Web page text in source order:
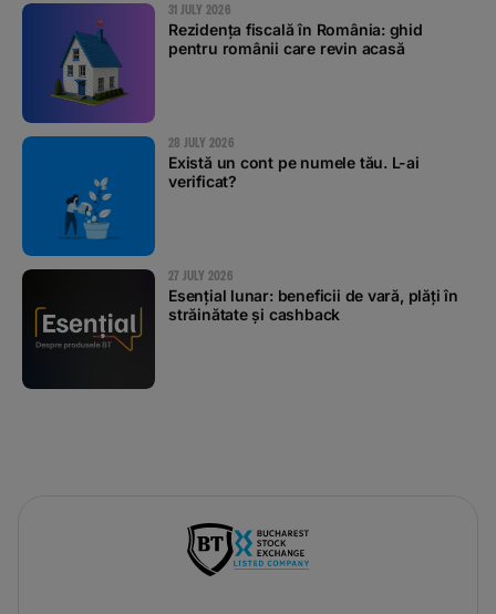
31 JULY 2026
Rezidența fiscală în România: ghid
pentru românii care revin acasă
28 JULY 2026
Există un cont pe numele tău. L-ai
verificat?
27 JULY 2026
Esențial lunar: beneficii de vară, plăți în
străinătate și cashback